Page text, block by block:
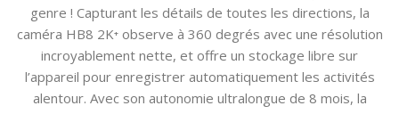
genre ! Capturant les détails de toutes les directions, la
caméra HB8 2K⁺ observe à 360 degrés avec une résolution
incroyablement nette, et offre un stockage libre sur
l’appareil pour enregistrer automatiquement les activités
alentour. Avec son autonomie ultralongue de 8 mois, la